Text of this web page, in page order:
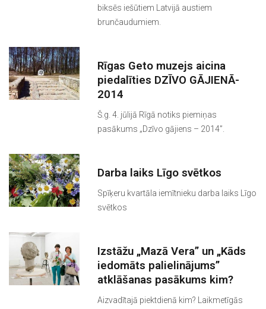
biksēs iešūtiem Latvijā austiem
brunčaudumiem.
Rīgas Geto muzejs aicina
piedalīties DZĪVO GĀJIENĀ-
2014
Š.g. 4. jūlijā Rīgā notiks piemiņas
pasākums „Dzīvo gājiens – 2014”.
Darba laiks Līgo svētkos
Spīķeru kvartāla iemītnieku darba laiks Līgo
svētkos
Izstāžu „Mazā Vera” un „Kāds
iedomāts palielinājums”
atklāšanas pasākums kim?
Aizvadītajā piektdienā kim? Laikmetīgās